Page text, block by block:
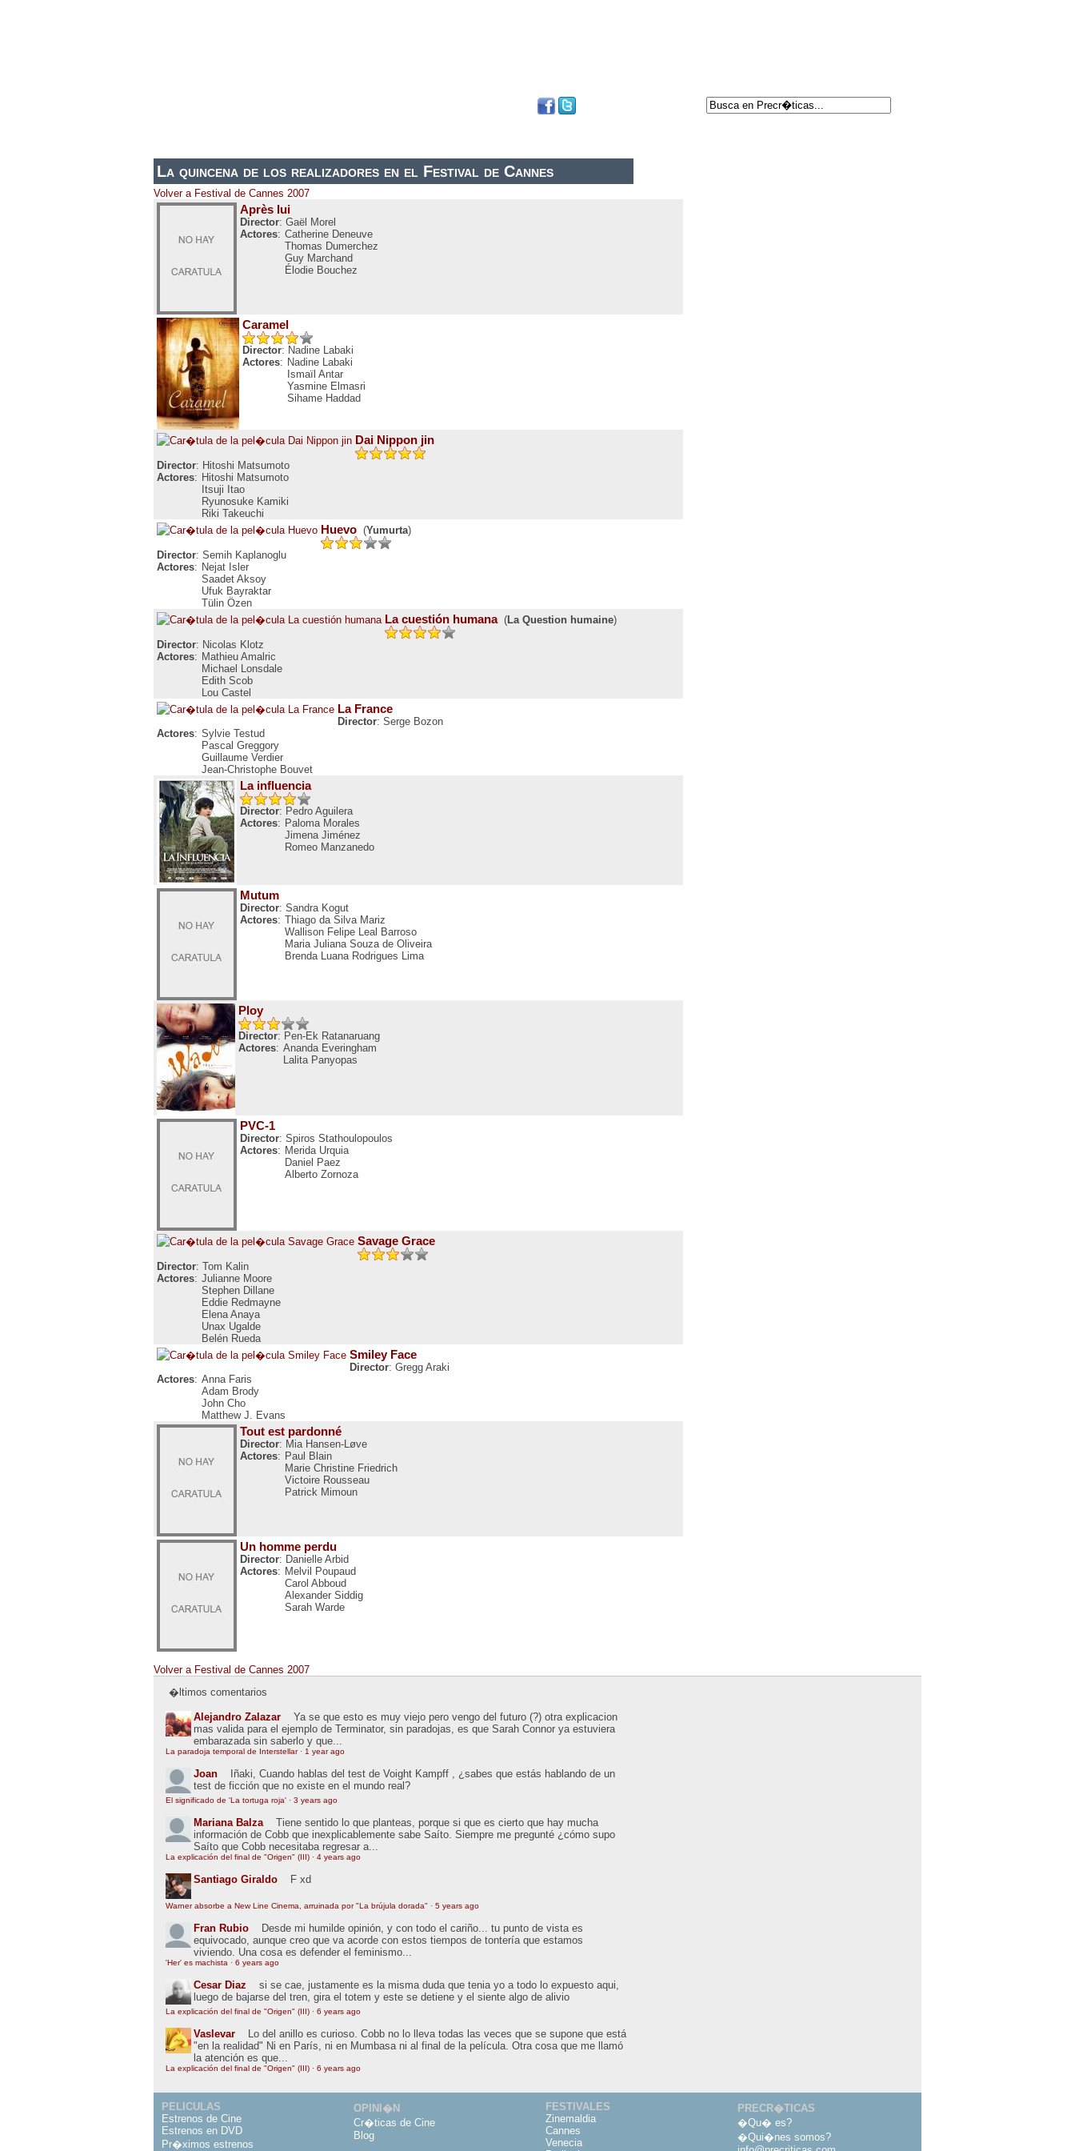
La quincena de los realizadores en el Festival de Cannes
Volver a Festival de Cannes 2007
Après lui
Director: Gaël Morel
Actores: Catherine Deneuve
Thomas Dumerchez
Guy Marchand
Élodie Bouchez
Caramel
Director: Nadine Labaki
Actores: Nadine Labaki
Ismaïl Antar
Yasmine Elmasri
Sihame Haddad
Dai Nippon jin
Director: Hitoshi Matsumoto
Actores: Hitoshi Matsumoto
Itsuji Itao
Ryunosuke Kamiki
Riki Takeuchi
Huevo (Yumurta)
Director: Semih Kaplanoglu
Actores: Nejat Isler
Saadet Aksoy
Ufuk Bayraktar
Tülin Özen
La cuestión humana(La Question humaine)
Director: Nicolas Klotz
Actores: Mathieu Amalric
Michael Lonsdale
Edith Scob
Lou Castel
La France
Director: Serge Bozon
Actores: Sylvie Testud
Pascal Greggory
Guillaume Verdier
Jean-Christophe Bouvet
La influencia
Director: Pedro Aguilera
Actores: Paloma Morales
Jimena Jiménez
Romeo Manzanedo
Mutum
Director: Sandra Kogut
Actores: Thiago da Silva Mariz
Wallison Felipe Leal Barroso
Maria Juliana Souza de Oliveira
Brenda Luana Rodrigues Lima
Ploy
Director: Pen-Ek Ratanaruang
Actores: Ananda Everingham
Lalita Panyopas
PVC-1
Director: Spiros Stathoulopoulos
Actores: Merida Urquia
Daniel Paez
Alberto Zornoza
Savage Grace
Director: Tom Kalin
Actores: Julianne Moore
Stephen Dillane
Eddie Redmayne
Elena Anaya
Unax Ugalde
Belén Rueda
Smiley Face
Director: Gregg Araki
Actores: Anna Faris
Adam Brody
John Cho
Matthew J. Evans
Tout est pardonné
Director: Mia Hansen-Løve
Actores: Paul Blain
Marie Christine Friedrich
Victoire Rousseau
Patrick Mimoun
Un homme perdu
Director: Danielle Arbid
Actores: Melvil Poupaud
Carol Abboud
Alexander Siddig
Sarah Warde
Volver a Festival de Cannes 2007
�ltimos comentarios
Alejandro Zalazar
Ya se que esto es muy viejo pero vengo del futuro (?) otra explicacion
mas valida para el ejemplo de Terminator, sin paradojas, es que Sarah Connor ya estuviera
embarazada sin saberlo y que...
La paradoja temporal de Interstellar· 1 year ago
Joan
Iñaki, Cuando hablas del test de Voight Kampff , ¿sabes que estás hablando de un
test de ficción que no existe en el mundo real?
El significado de 'La tortuga roja' · 3 years ago
Mariana Balza
Tiene sentido lo que planteas, porque si que es cierto que hay mucha
información de Cobb que inexplicablemente sabe Saíto. Siempre me pregunté ¿cómo supo
Saíto que Cobb necesitaba regresar a...
La explicación del final de "Origen" (III) · 4 years ago
Santiago Giraldo F xd
Warner absorbe a New Line Cinema, arruinada por "La brújula dorada" · 5 years ago
Fran Rubio
Desde mi humilde opinión, y con todo el cariño... tu punto de vista es
equivocado, aunque creo que va acorde con estos tiempos de tontería que estamos
viviendo. Una cosa es defender el feminismo...
'Her' es machista · 6 years ago
Cesar Diaz
si se cae, justamente es la misma duda que tenia yo a todo lo expuesto aqui,
luego de bajarse del tren, gira el totem y este se detiene y el siente algo de alivio
La explicación del final de "Origen" (III) · 6 years ago
Vaslevar
Lo del anillo es curioso. Cobb no lo lleva todas las veces que se supone que está
"en la realidad" Ni en París, ni en Mumbasa ni al final de la película. Otra cosa que me llamó
la atención es que...
La explicación del final de "Origen" (III) · 6 years ago
PELICULAS
Estrenos de Cine
Estrenos en DVD
Pr�ximos estrenos
OPINI�N
Cr�ticas de Cine
Blog
FESTIVALES
Zinemaldia
Cannes
Venecia
PRECR�TICAS
�Qu� es?
�Qui�nes somos?